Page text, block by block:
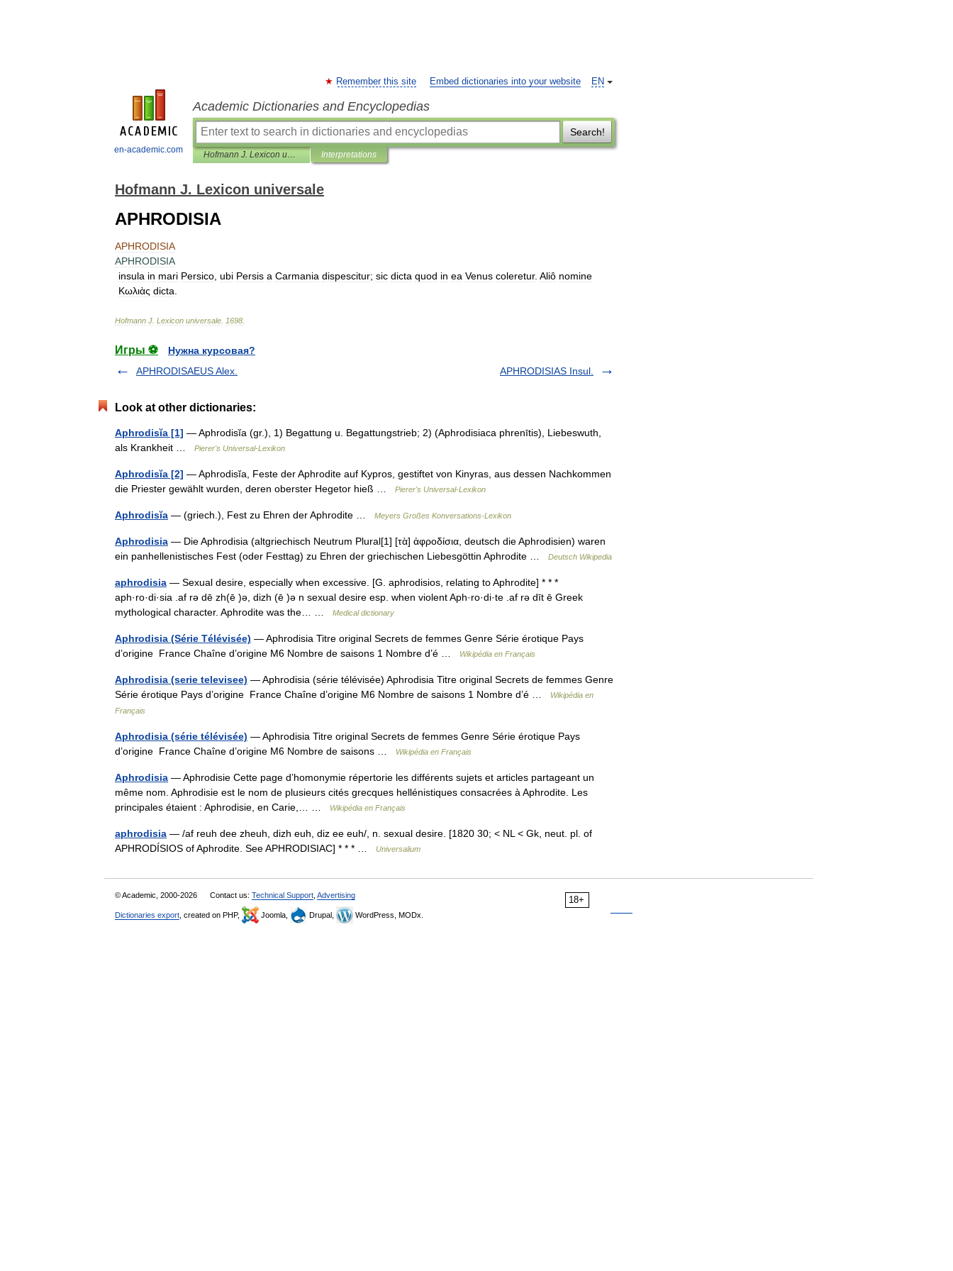
en-academic.com
EN
Remember this site Embed dictionaries into your website
Academic Dictionaries and Encyclopedias
Search!
Hofmann J. Lexicon universale Interpretations
Hofmann J. Lexicon universale
APHRODISIA
APHRODISIA
APHRODISIA
insula in mari Persico ubi Persis a Carmania dispescitur; sic dicta quod in ea Venus coleretur. Aliô nomine
Κωλιὰς dicta
Hofmann J Lexicon universale 1698
Игры ⚽
Нужна курсовая?
APHRODISAEUS Alex.
APHRODISIAS Insul.
Look at other dictionaries:
Aphrodisĭa [1] — Aphrodisĭa (gr.), 1) Begattung u. Begattungstrieb; 2) (Aphrodisiaca phrenītis), Liebeswuth,
als Krankheit …
Pierer's Universal-Lexikon
Aphrodisĭa [2] — Aphrodisĭa, Feste der Aphrodite auf Kypros, gestiftet von Kinyras, aus dessen Nachkommen
die Priester gewählt wurden, deren oberster Hegetor hieß …
Pierer's Universal-Lexikon
Aphrodisĭa — (griech.), Fest zu Ehren der Aphrodite … Meyers Großes Konversations-Lexikon
Aphrodisia — Die Aphrodisia (altgriechisch Neutrum Plural[1] [τὰ] ἀφροδίσια, deutsch die Aphrodisien) waren
ein panhellenistisches Fest (oder Festtag) zu Ehren der griechischen Liebesgöttin Aphrodite …
Deutsch Wikipedia
aphrodisia — Sexual desire, especially when excessive. [G. aphrodisios, relating to Aphrodite] * * *
aph·ro·di·sia .af rə dē zh(ē )ə, dizh (ē )ə n sexual desire esp. when violent Aph·ro·di·te .af rə dīt ē Greek
mythological character. Aphrodite was the… …
Medical dictionary
Aphrodisia (Série Télévisée) — Aphrodisia Titre original Secrets de femmes Genre Série érotique Pays
d’origine France Chaîne d’origine M6 Nombre de saisons 1 Nombre d’é …
Wikipédia en Français
Aphrodisia (serie televisee) — Aphrodisia (série télévisée) Aphrodisia Titre original Secrets de femmes Genre
Série érotique Pays d’origine France Chaîne d’origine M6 Nombre de saisons 1 Nombre d’é …
Wikipédia en
Français
Aphrodisia (série télévisée) — Aphrodisia Titre original Secrets de femmes Genre Série érotique Pays
d’origine France Chaîne d’origine M6 Nombre de saisons …
Wikipédia en Français
Aphrodisia — Aphrodisie Cette page d’homonymie répertorie les différents sujets et articles partageant un
même nom. Aphrodisie est le nom de plusieurs cités grecques hellénistiques consacrées à Aphrodite. Les
principales étaient : Aphrodisie, en Carie,… …
Wikipédia en Français
aphrodisia — /af reuh dee zheuh, dizh euh, diz ee euh/, n. sexual desire. [1820 30; < NL < Gk, neut. pl. of
APHRODÍSIOS of Aphrodite. See APHRODISIAC] * * * …
Universalium
18+
© Academic, 2000-2026 Contact us: Technical Support Advertising
Dictionaries export , created on PHP, Joomla, Drupal, WordPress, MODx.